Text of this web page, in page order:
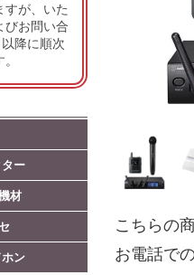
こちらの
お電話で
すが、いた
びお問い合
降に順次
ー
材
ン